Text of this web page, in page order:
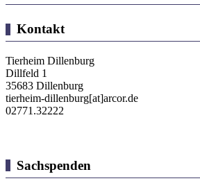
Kontakt
Tierheim Dillenburg
Dillfeld 1
35683 Dillenburg
tierheim-dillenburg[at]arcor.de
02771.32222
Sachspenden